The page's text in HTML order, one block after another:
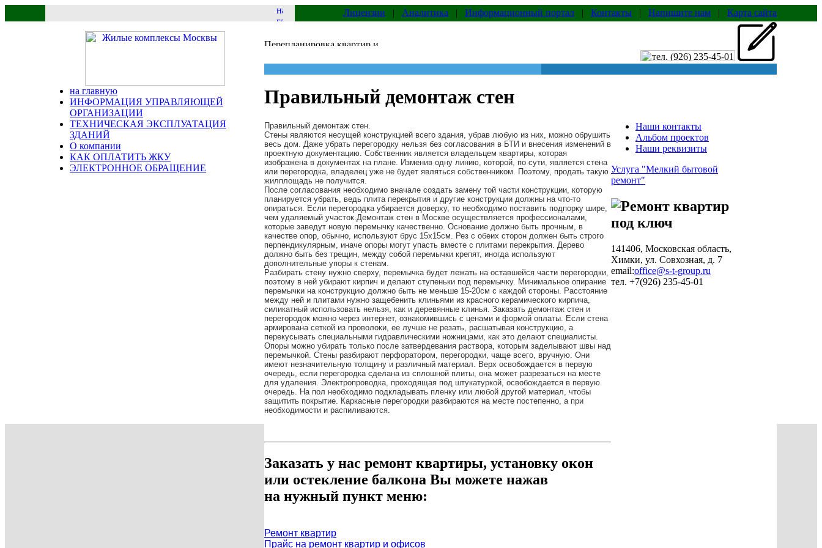
Лицензии | Аналитика | Информационный портал | Контакты | Напишите нам | Карта сайта
на главную
ИНФОРМАЦИЯ УПРАВЛЯЮЩЕЙ
ОРГАНИЗАЦИИ
ТЕХНИЧЕСКАЯ ЭКСПЛУАТАЦИЯ
ЗДАНИЙ
О компании
КАК ОПЛАТИТЬ ЖКУ
ЭЛЕКТРОННОЕ ОБРАЩЕНИЕ
Правильный демонтаж стен
Правильный демонтаж стен.
Стены являются несущей конструкцией всего здания, убрав любую из них, можно обрушить
весь дом. Даже убрать перегородку нельзя без согласования в БТИ и внесения изменений в
проектную документацию. Собственник является владельцем квартиры, которая
изображена в документах на плане. Изменив одну линию, которой, по сути, является стена
или перегородка, владелец уже не будет являться собственником. Поэтому, продать такую
жилплощадь не получится.
После согласования необходимо вначале создать замену той части конструкции, которую
планируется убрать, ведь плита перекрытия и другие конструкции должны на что-то
опираться. Если перегородка убирается доверху, то необходимо поставить подпорку шире,
чем удаляемый участок.Демонтаж стен в Москве осуществляется профессионалами,
которые заведут новую перемычку качественно. Основание должно быть прочным, в
качестве опор, обычно, используют брус 15х15см. Рез с обеих сторон должен быть строго
перпендикулярным, иначе опоры могут упасть вместе с плитами перекрытия. Дерево
должно быть без трещин, между собой перемычки крепят, иногда используют
дополнительные упоры к стенам.
Разбирать стену нужно сверху, перемычка будет лежать на оставшейся части перегородки,
поэтому в ней убирают кирпич и делают ступеньки под перемычку. Минимальное опирание
перемычки на конструкцию должно быть не меньше 15-20см с каждой стороны. Расстояние
между ней и плитами нужно защебенить клиньями из красного керамического кирпича,
силикатный использовать нельзя, как и деревянные клинья. Заказать демонтаж стен и
перегородок можно через интернет, ознакомившись с ценами и формой оплаты. Если стена
армирована сеткой из проволоки, ее лучше не резать, расшатывая конструкцию, а
перекусывать специальными гидравлическими ножницами, как это делают специалисты.
Опоры можно убирать только после затвердевания раствора, которым заделывают швы над
перемычкой. Стены разбирают перфоратором, перегородки, чаще всего, вручную. Они
имеют незначительную толщину и различный материал. Верх освобождается в первую
очередь, если перегородка сделана из сплошной плиты, она может разрезаться на месте
для удаления. Электропроводка, проходящая под штукатуркой, освобождается в первую
очередь. На пол необходимо подкладывать пленку или любой другой материал, чтобы
защитить покрытие. Каркасные перегородки разбираются на месте постепенно, а при
необходимости и распиливаются.
Заказать у нас ремонт квартиры, установку окон
или остекление балкона Вы можете нажав
на нужный пункт меню:
Ремонт квартир
Прайс на ремонт квартир и офисов
Наши контакты
Альбом проектов
Наши реквизиты
Услуга "Мелкий бытовой
ремонт"
141406, Московская область,
Химки, ул. Совхозная, д. 7
email:office@s-t-group.ru
тел. +7(926) 235-45-01